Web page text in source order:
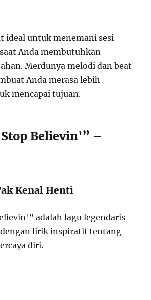
ideal untuk menemani sesi
Anda membutuhkan
Merdunya melodi dan beat
Anda merasa lebih
mencapai tujuan.
Believin'” –
Kenal Henti
adalah lagu legendaris
lirik inspiratif tentang
diri.